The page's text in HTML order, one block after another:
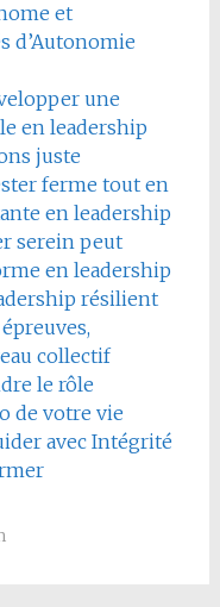
et
d’Autonomie
une
en leadership
juste
ferme tout en
en leadership
serein peut
en leadership
résilient
collectif
le rôle
de votre vie
avec Intégrité